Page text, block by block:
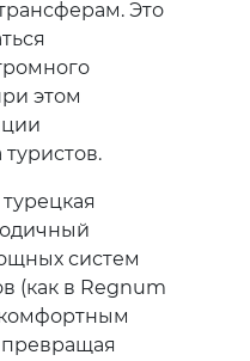
Это
этом
систем
(как в Regnum
комфортным